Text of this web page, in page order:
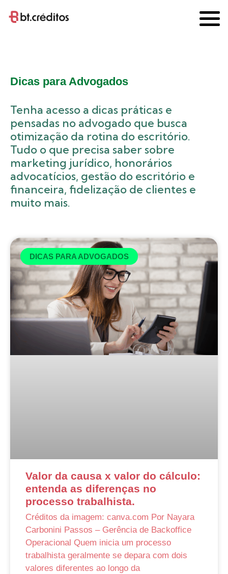
Início»Dicas para Advogados
Dicas para Advogados
Tenha acesso a dicas práticas e
pensadas no advogado que busca
otimização da rotina do escritório.
Tudo o que precisa saber sobre
marketing jurídico, honorários
advocatícios, gestão do escritório e
financeira, fidelização de clientes e
muito mais.
DICAS PARA ADVOGADOS
Valor da causa x valor do cálculo:
entenda as diferenças no
processo trabalhista.
Créditos da imagem: canva.com Por Nayara
Carbonini Passos – Gerência de Backoffice
Operacional Quem inicia um processo
trabalhista geralmente se depara com dois
valores diferentes ao longo da